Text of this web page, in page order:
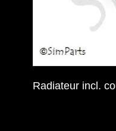
Radiateur incl.